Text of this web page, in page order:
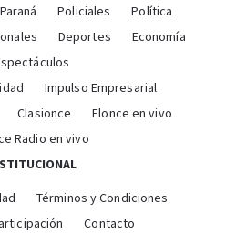
Paraná Policiales
Política
Deportes
Economía
Impulso Empresarial
Clasionce
Elonce en vivo
Radio en vivo
Términos y Condiciones
Contacto